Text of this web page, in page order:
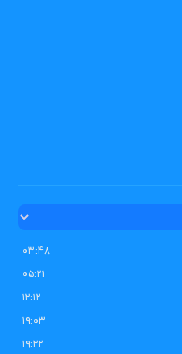
۰۳:۴۸
۰۵:۲۱
۱۲:۱۲
۱۹:۰۳
۱۹:۲۲